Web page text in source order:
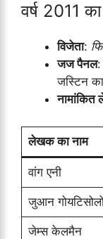
वर्ष 2011
विजेता:
जज पैनल:
जस्टिन
लेखक का नाम
वांग एनी
जुआन
जेम्स केलमैन